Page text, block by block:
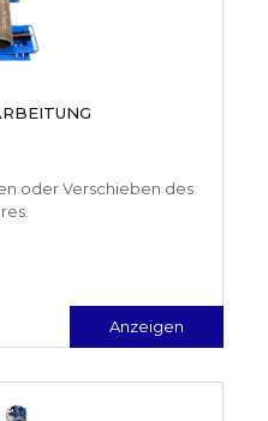
oder Verschieben des
Anzeigen